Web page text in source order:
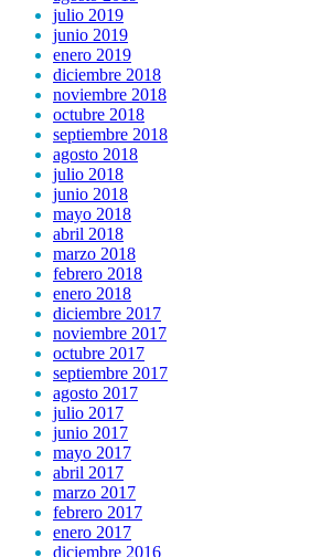
julio 2019
junio 2019
enero 2019
diciembre 2018
noviembre 2018
octubre 2018
septiembre 2018
agosto 2018
julio 2018
junio 2018
mayo 2018
abril 2018
marzo 2018
febrero 2018
enero 2018
diciembre 2017
noviembre 2017
octubre 2017
septiembre 2017
agosto 2017
julio 2017
junio 2017
mayo 2017
abril 2017
marzo 2017
febrero 2017
enero 2017
diciembre 2016